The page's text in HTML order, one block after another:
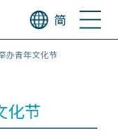
简
办青年文化节
化节